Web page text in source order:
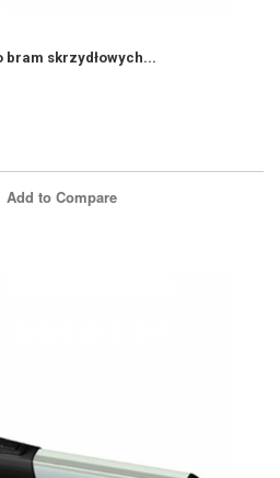
bram skrzydłowych...
Add to Compare